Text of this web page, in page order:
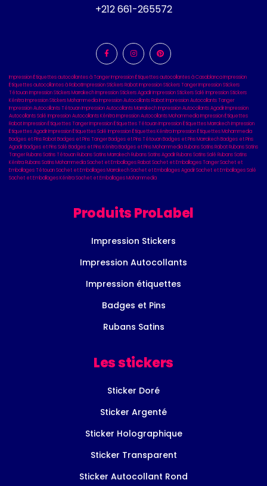
Produits ProLabel
Impression Stickers
Impression Autocollants
Impression étiquettes
Badges et Pins
Rubans Satins
Les stickers
Sticker Doré
Sticker Argenté
Sticker Holographique
Sticker Transparent
Sticker Autocollant Rond
+212 661-265572
Impression Étiquettes autocollantes à TangerImpression Étiquettes autocollantes à CasablancaImpression
Étiquettes autocollantes à RabatImpression Stickers RabatImpression Stickers TangerImpression Stickers
TétouanImpression Stickers MarrakechImpression Stickers AgadirImpression Stickers Salé Impression Stickers
KénitraImpression Stickers MohammediaImpression Autocollants RabatImpression Autocollants Tanger
Impression Autocollants TétouanImpression Autocollants MarrakechImpression Autocollants AgadirImpression
Autocollants Salé Impression Autocollants KénitraImpression Autocollants MohammediaImpression Étiquettes
RabatImpression Étiquettes TangerImpression Étiquettes TétouanImpression Étiquettes MarrakechImpression
Étiquettes AgadirImpression Étiquettes Salé Impression Étiquettes KénitraImpression Étiquettes Mohammedia
Badges et Pins RabatBadges et Pins TangerBadges et Pins TétouanBadges et Pins MarrakechBadges et Pins
AgadirBadges et Pins Salé Badges et Pins KénitraBadges et Pins MohammediaRubans Satins RabatRubans Satins
TangerRubans Satins TétouanRubans Satins MarrakechRubans Satins AgadirRubans Satins Salé Rubans Satins
KénitraRubans Satins MohammediaSachet et Emballages RabatSachet et Emballages TangerSachet et
Emballages TétouanSachet et Emballages MarrakechSachet et Emballages AgadirSachet et Emballages Salé
Sachet et Emballages KénitraSachet et Emballages Mohammedia